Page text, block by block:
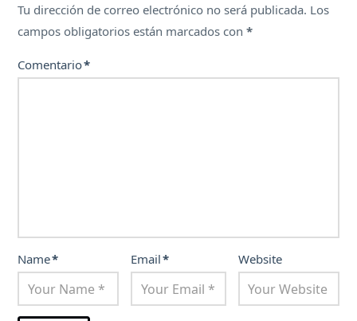
Tu dirección de correo electrónico no será publicada. Los
campos obligatorios están marcados con*
Comentario*
Name* Email* Website